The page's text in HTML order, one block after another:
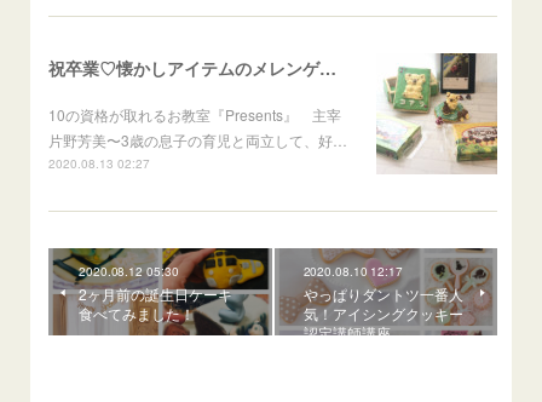
祝卒業♡懐かしアイテムのメレンゲ細工で❣️
10の資格が取れるお教室『Presents』 主宰
片野芳美〜3歳の息子の育児と両立して、好…
2020.08.13 02:27
2020.08.12 05:30
2ヶ月前の誕生日ケーキ
食べてみました！
2020.08.10 12:17
やっぱりダントツ一番人
気！アイシングクッキー
認定講師講座